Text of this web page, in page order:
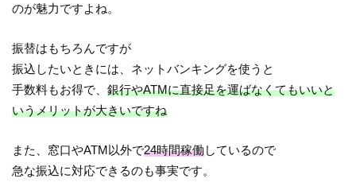
のが魅力ですよね。
振替はもちろんですが
振込したいときには、ネットバンキングを使うと
手数料もお得で、銀行やATMに直接足を運ばなくてもいいと
いうメリットが大きいですね
また、窓口やATM以外で24時間稼働しているので
急な振込に対応できるのも事実です。